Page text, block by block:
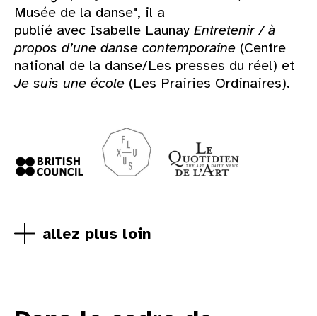
Musée de la danse", il a
publié avec Isabelle Launay Entretenir / à
propos d’une danse contemporaine (Centre
national de la danse/Les presses du réel) et
Je suis une école (Les Prairies Ordinaires).
allez plus loin